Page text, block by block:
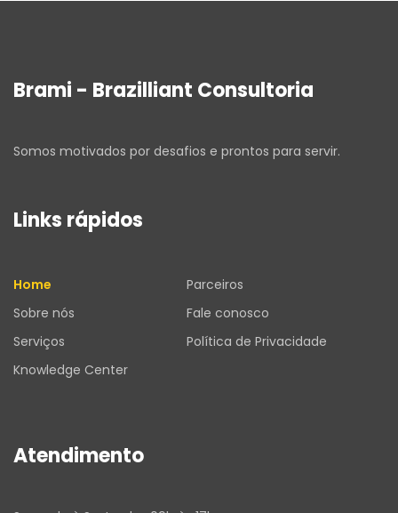
Brami - Brazilliant Consultoria
Somos motivados por desafios e prontos para servir.
Links rápidos
Home
Sobre nós
Serviços
Knowledge Center
Parceiros
Fale conosco
Política de Privacidade
Atendimento